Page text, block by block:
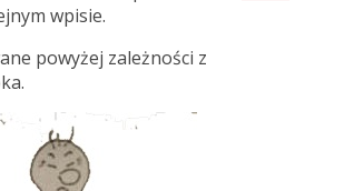
wpisie.
powyżej zależności z